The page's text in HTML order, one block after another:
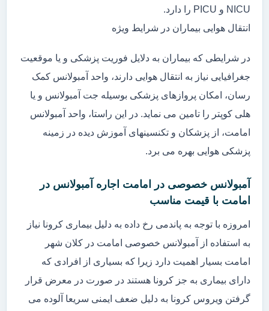
NICU و PICU را دارد.
انتقال هوایی بیماران در شرایط ویژه
در شرایطی که بیماران به دلایل فوریت پزشکی و یا موقعیت
جغرافیایی نیاز به انتقال هوایی دارند، واحد آمبولانس کمک
رسان، امکان پروازهای پزشکی بوسیله جت آمبولانس و یا
هلی کوپتر را تامین می نماید. در این راستا، واحد آمبولانس
امامت، از پزشکان و تکنسینهای آموزش دیده در زمینه
پزشکی هوایی بهره می برد.
آمبولانس خصوصی در امامت اجاره آمبولانس در
امامت با قیمت مناسب
امروزه با توجه به پاندمی رخ داده به دلیل بیماری کرونا نیاز
به استفاده از آمبولانس خصوصی امامت در کلان شهر
امامت بسیار اهمیت دارد زیرا که بسیاری از افرادی که
دارای بیماری به جز کرونا هستند در صورت در معرض قرار
گرفتن ویروس کرونا به دلیل ضعف ایمنی سریعا آلوده می